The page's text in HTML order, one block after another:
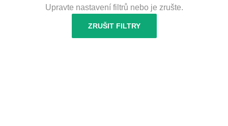
Upravte nastavení filtrů nebo je zrušte.
ZRUŠIT FILTRY